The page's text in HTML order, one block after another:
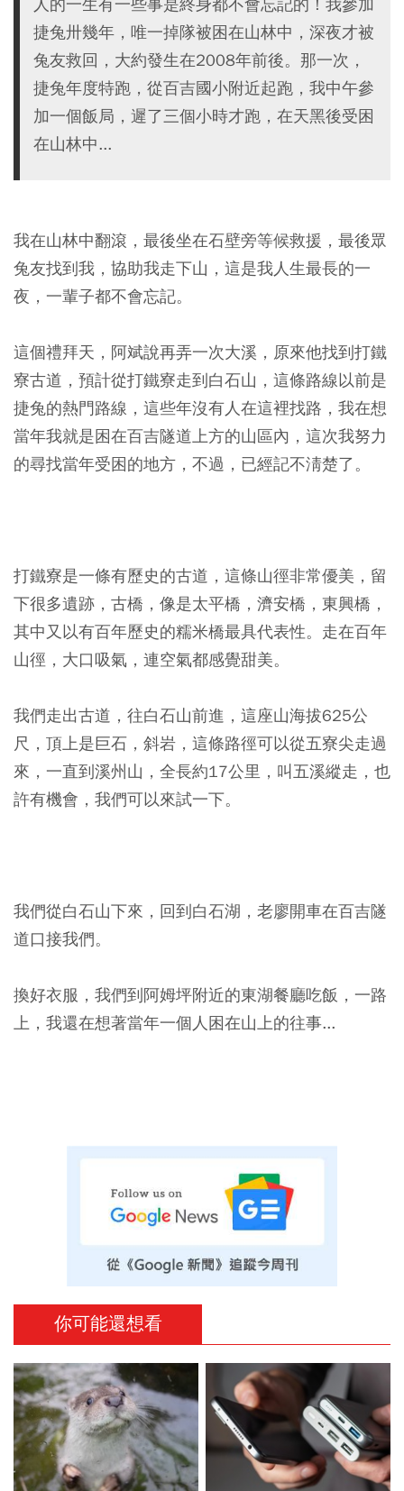
捷兔卅幾年，唯一掉隊被困在山林中，深夜才被
兔友救回，大約發生在2008年前後。那一次，
捷兔年度特跑，從百吉國小附近起跑，我中午參
加一個飯局，遲了三個小時才跑，在天黑後受困
在山林中...
我在山林中翻滾，最後坐在石壁旁等候救援，最後眾
兔友找到我，協助我走下山，這是我人生最長的一
夜，一輩子都不會忘記。
這個禮拜天，阿斌說再弄一次大溪，原來他找到打鐵
寮古道，預計從打鐵寮走到白石山，這條路線以前是
捷兔的熱門路線，這些年沒有人在這裡找路，我在想
當年我就是困在百吉隧道上方的山區內，這次我努力
的尋找當年受困的地方，不過，已經記不淸楚了。
打鐵寮是一條有歷史的古道，這條山徑非常優美，留
下很多遺跡，古橋，像是太平橋，濟安橋，東興橋，
其中又以有百年歷史的糯米橋最具代表性。走在百年
山徑，大口吸氣，連空氣都感覺甜美。
我們走出古道，往白石山前進，這座山海拔625公
尺，頂上是巨石，斜岩，這條路徑可以從五寮尖走過
來，一直到溪州山，全長約17公里，叫五溪縱走，也
許有機會，我們可以來試一下。
我們從白石山下來，回到白石湖，老廖開車在百吉隧
道口接我們。
換好衣服，我們到阿姆坪附近的東湖餐廳吃飯，一路
上，我還在想著當年一個人困在山上的往事...
你可能還想看